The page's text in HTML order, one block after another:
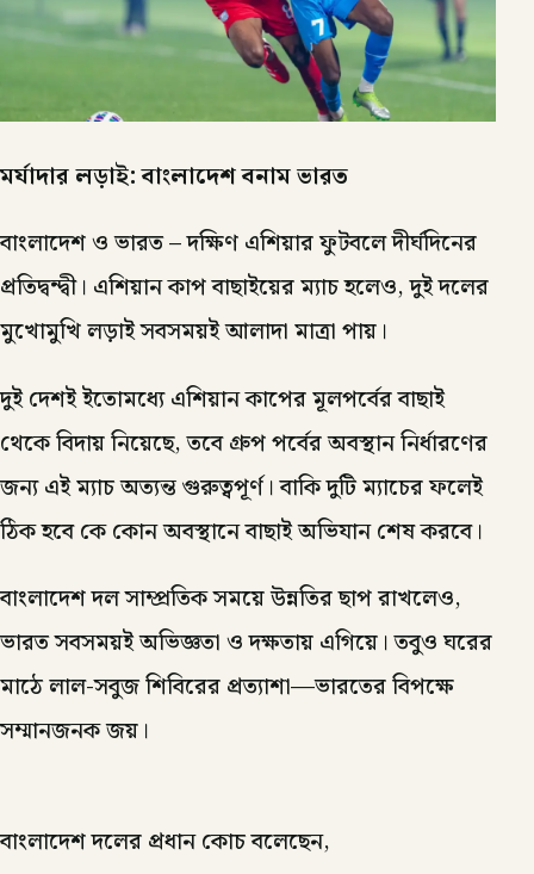
মর্যাদার লড়াই: বাংলাদেশ বনাম ভারত
বাংলাদেশ ও ভারত – দক্ষিণ এশিয়ার ফুটবলে দীর্ঘদিনের
প্রতিদ্বন্দ্বী। এশিয়ান কাপ বাছাইয়ের ম্যাচ হলেও, দুই দলের
মুখোমুখি লড়াই সবসময়ই আলাদা মাত্রা পায়।
দুই দেশই ইতোমধ্যে এশিয়ান কাপের মূলপর্বের বাছাই
থেকে বিদায় নিয়েছে, তবে গ্রুপ পর্বের অবস্থান নির্ধারণের
জন্য এই ম্যাচ অত্যন্ত গুরুত্বপূর্ণ। বাকি দুটি ম্যাচের ফলেই
ঠিক হবে কে কোন অবস্থানে বাছাই অভিযান শেষ করবে।
বাংলাদেশ দল সাম্প্রতিক সময়ে উন্নতির ছাপ রাখলেও,
ভারত সবসময়ই অভিজ্ঞতা ও দক্ষতায় এগিয়ে। তবুও ঘরের
মাঠে লাল-সবুজ শিবিরের প্রত্যাশা—ভারতের বিপক্ষে
সম্মানজনক জয়।
বাংলাদেশ দলের প্রধান কোচ বলেছেন,